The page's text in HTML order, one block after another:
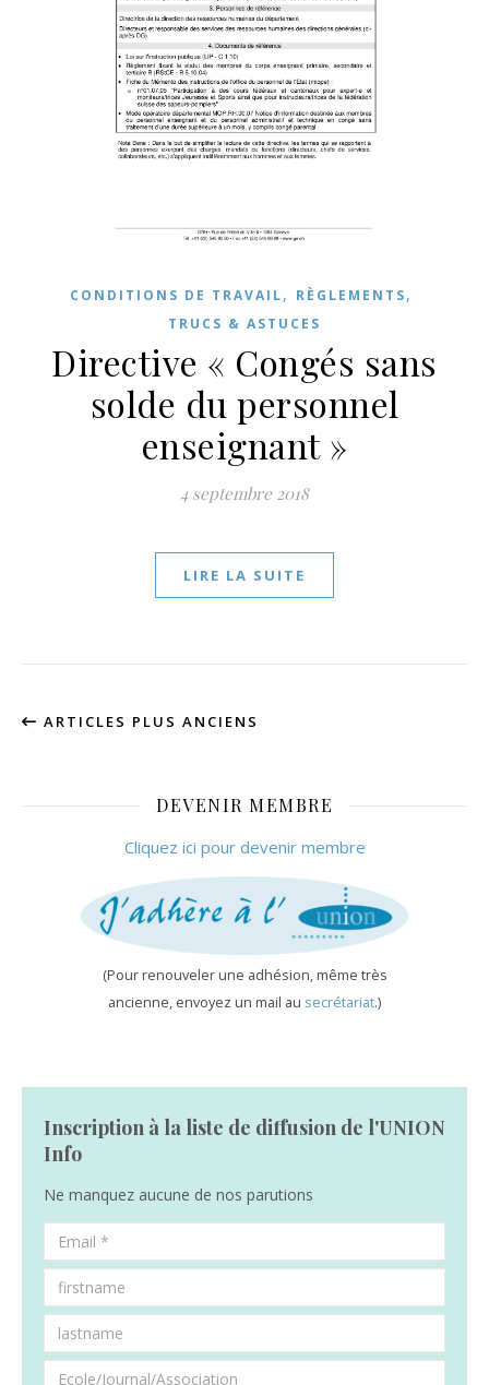
CONDITIONS DE TRAVAIL, RÈGLEMENTS,
TRUCS & ASTUCES
Directive « Congés sans
solde du personnel
enseignant »
4 septembre 2018
LIRE LA SUITE
ARTICLES PLUS ANCIENS
DEVENIR MEMBRE
Cliquez ici pour devenir membre
(Pour renouveler une adhésion, même très
ancienne, envoyez un mail au secrétariat.)
Inscription à la liste de diffusion de l'UNION
Info
Ne manquez aucune de nos parutions